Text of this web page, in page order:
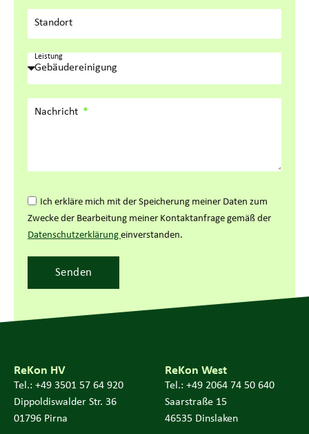
Standort
Leistung
Nachricht
Ich erkläre mich mit der Speicherung meiner Daten zum
Zwecke der Bearbeitung meiner Kontaktanfrage gemäß der
Datenschutzerklärung einverstanden.
Senden
ReKon HV
Tel.: +49 3501 57 64 920
Dippoldiswalder Str. 36
01796 Pirna
ReKon West
Tel.: +49 2064 74 50 640
Saarstraße 15
46535 Dinslaken